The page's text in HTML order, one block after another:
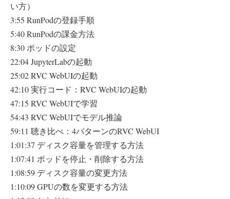
い方）
3:55 RunPodの登録手順
5:40 RunPodの課金方法
8:30 ポッドの設定
22:04 JupyterLabの起動
25:02 RVC WebUIの起動
42:10 実行コード：RVC WebUIの起動
47:15 RVC WebUIで学習
54:43 RVC WebUIでモデル推論
59:11 聴き比べ：4パターンのRVC WebUI
1:01:37 ディスク容量を管理する方法
1:07:41 ポッドを停止・削除する方法
1:08:59 ディスク容量の変更方法
1:10:09 GPUの数を変更する方法